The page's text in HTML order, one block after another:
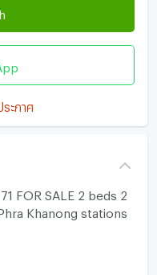
ระกาศ
FOR SALE 2 beds 2
Khanong stations